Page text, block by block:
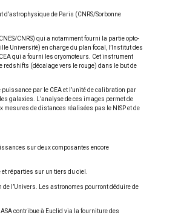
de Paris (CNRS/Sorbonne
CNRS) qui a notamment fourni la partie opto-
Université) en charge du plan focal, l’Institut des
qui a fourni les cryomoteurs. Cet instrument
redshifts (décalage vers le rouge) dans le but de
par le CEA et l’unité de calibration par
galaxies. L’analyse de ces images permet de
de distances réalisées pas le NISP et de
sur deux composantes encore
réparties sur un tiers du ciel.
l’Univers. Les astronomes pourront déduire de
contribue à Euclid via la fourniture des